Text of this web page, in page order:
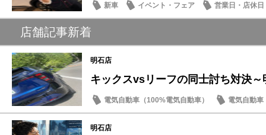
新車 イベント・フェア 営業日・店休日
店舗記事新着
明石店
キックスvsリーフの同士討ち対決～
電気自動車（100%電気自動車）
電気自動車
新車
キックス
明石店